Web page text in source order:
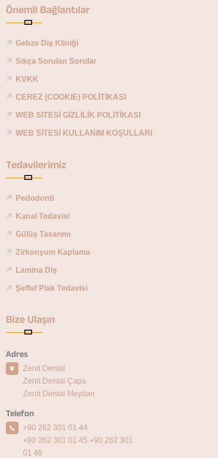
Önemli Bağlantılar
Gebze Diş Kliniği
Sıkça Sorulan Sorular
KVKK
ÇEREZ (COOKIE) POLİTİKASI
WEB SİTESİ GİZLİLİK POLİTİKASI
WEB SİTESİ KULLANIM KOŞULLARI
Tedavilerimiz
Pedodonti
Kanal Tedavisi
Gülüş Tasarımı
Zirkonyum Kaplama
Lamina Diş
Şeffaf Plak Tedavisi
Bize Ulaşın
Adres
Zenit Dental
Zenit Dental Çapa
Zenit Dental Meydan
Telefon
+90 262 301 01 44
+90 262 301 01 45 +90 262 301
01 46